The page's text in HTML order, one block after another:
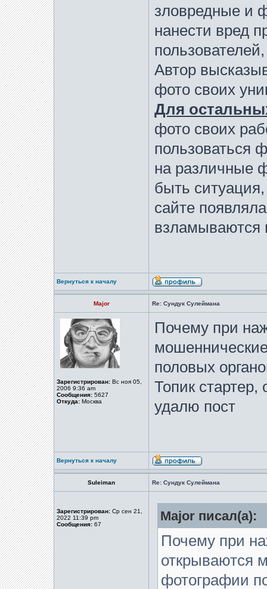
зловредные и
нанести вред
Автор
фото своих
Для
фото своих
пользоваться
на различные
быть
сайте
взламываются
Вернуться к началу
Major Re: Сундук Сулеймана
Зарегистрирован: Вс ноя 05,
2006 9:36 am
Сообщения: 5627
Откуда: Москва
Почему при
половых
Топик стартер,
удалю пост
Вернуться к началу
Suleiman Re: Сундук Сулеймана
Зарегистрирован: Ср сен 21,
2022 11:39 pm
Сообщения: 67
Major писал(а):
Почему при
открываются
фотографии